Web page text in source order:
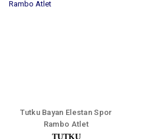
Tutku Bayan Elestan Spor
Rambo Atlet
TUTKU